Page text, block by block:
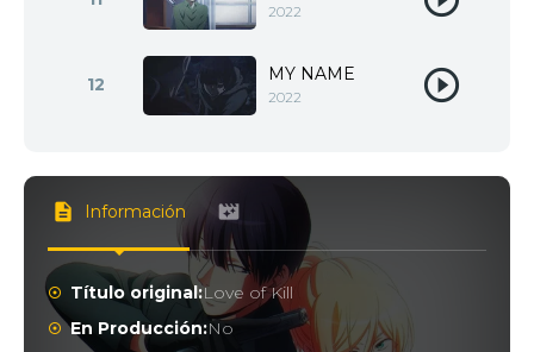
2022
12 MY NAME
2022
Información
Título original:Love of Kill
En Producción:No